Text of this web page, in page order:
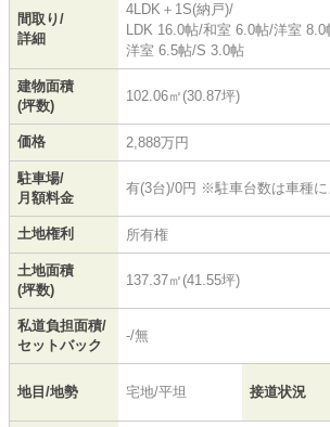
間取り/
詳細
4LDK＋1S(納戸)/
LDK 16.0帖/和室 6.0帖/洋室 8.0
洋室 6.5帖/S 3.0帖
建物面積
(坪数)
102.06㎡(30.87坪)
価格 2,888万円
駐車場/
月額料金
有(3台)/0円 ※駐車台数は車種に
土地権利 所有権
土地面積
(坪数)
137.37㎡(41.55坪)
私道負担面積/
セットバック
-/無
地目/地勢 宅地/平坦 接道状況